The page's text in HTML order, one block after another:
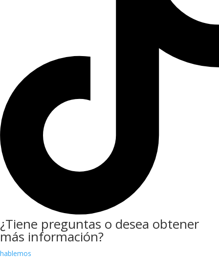
¿Tiene preguntas o desea obtener
más información?
hablemos